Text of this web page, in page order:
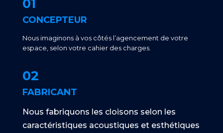
01
CONCEPTEUR
Nous imaginons à vos côtés l’agencement de votre
espace, selon votre cahier des charges.
02
FABRICANT
Nous fabriquons les cloisons selon les
caractéristiques acoustiques et esthétiques